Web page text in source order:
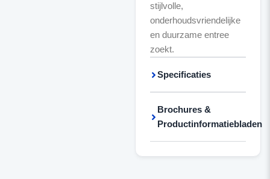
stijlvolle,
onderhoudsvriendelijke
en duurzame entree
zoekt.
Specificaties
Brochures &
Productinformatiebladen